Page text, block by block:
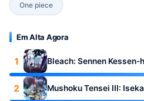
One piece
Em Alta Agora
1 Bleach: Sennen Kessen-
2 Mushoku Tensei III: